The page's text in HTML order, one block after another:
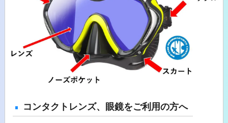
コンタクトレンズ、眼鏡をご利用の方へ